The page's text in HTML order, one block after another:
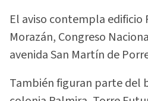
El aviso contempla edificio
Morazán, Congreso
avenida San Martín de
También figuran parte del